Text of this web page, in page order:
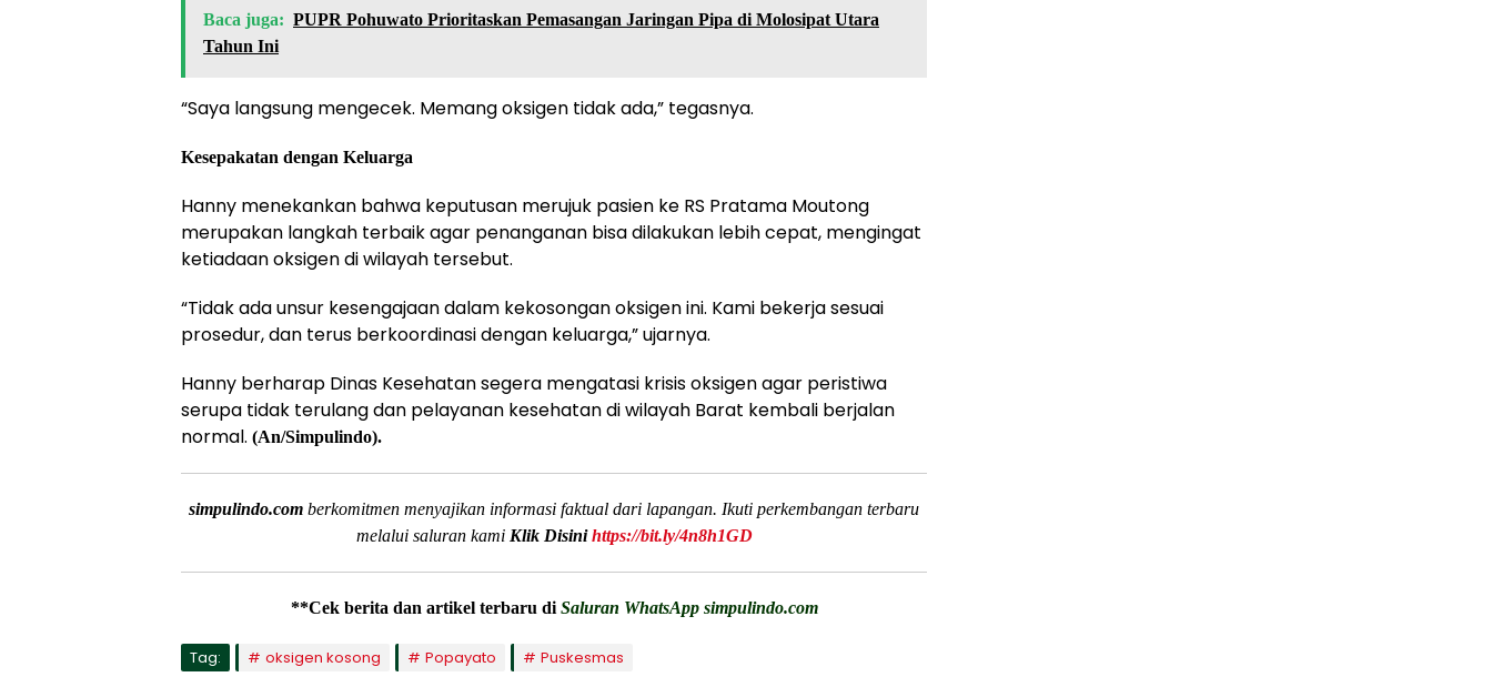
Baca juga: PUPR Pohuwato Prioritaskan Pemasangan Jaringan Pipa di Molosipat Utara
Tahun Ini
“Saya langsung mengecek. Memang oksigen tidak ada,” tegasnya.
Kesepakatan dengan Keluarga
Hanny menekankan bahwa keputusan merujuk pasien ke RS Pratama Moutong
merupakan langkah terbaik agar penanganan bisa dilakukan lebih cepat, mengingat
ketiadaan oksigen di wilayah tersebut.
“Tidak ada unsur kesengajaan dalam kekosongan oksigen ini. Kami bekerja sesuai
prosedur, dan terus berkoordinasi dengan keluarga,” ujarnya.
Hanny berharap Dinas Kesehatan segera mengatasi krisis oksigen agar peristiwa
serupa tidak terulang dan pelayanan kesehatan di wilayah Barat kembali berjalan
normal. (An/Simpulindo).
simpulindo.com berkomitmen menyajikan informasi faktual dari lapangan. Ikuti perkembangan terbaru
melalui saluran kami Klik Disinihttps://bit.ly/4n8h1GD
**Cek berita dan artikel terbaru di Saluran WhatsApp simpulindo.com
Tag: oksigen kosong Popayato Puskesmas